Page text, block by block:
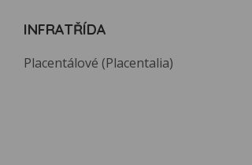
INFRATŘÍDA
Placentálové (Placentalia)